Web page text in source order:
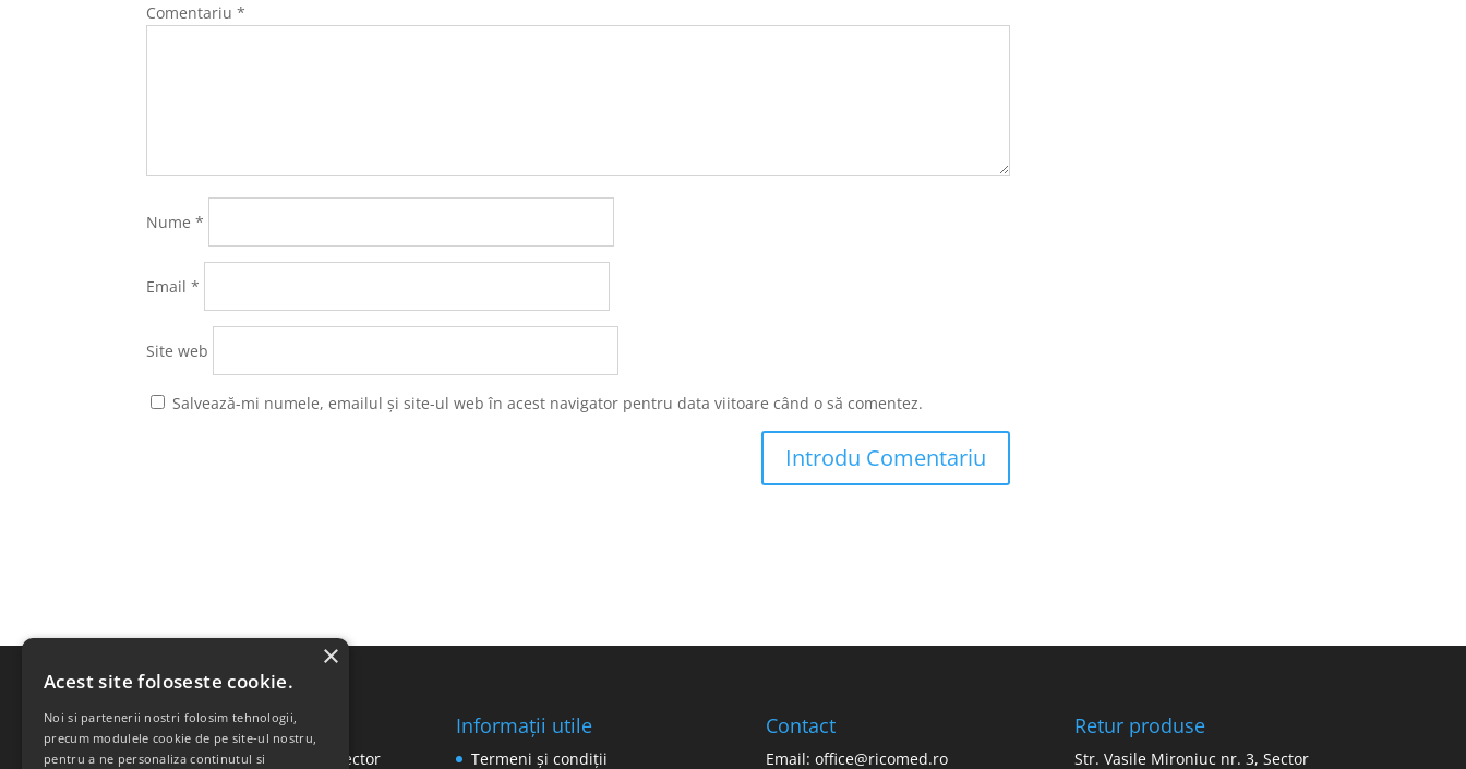
Comentariu*
Nume*
Email*
Site web
Salvează-mi numele, emailul și site-ul web în acest navigator pentru data viitoare când o să comentez.
SC RICOMED SRL
Str. Vasile Mironiuc nr. 3, Sector
Informații utile
Termeni și condiții
Contact
Email: office@ricomed.ro
Retur produse
Str. Vasile Mironiuc nr. 3, Sector
Acest site foloseste cookie.
Noi si partenerii nostri folosim tehnologii,
precum modulele cookie de pe site-ul nostru,
pentru a ne personaliza continutul si
×